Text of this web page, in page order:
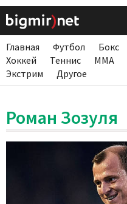
Главная Футбол Бокс
Хоккей
Теннис ММА
Экстрим
Другое
Роман Зозуля